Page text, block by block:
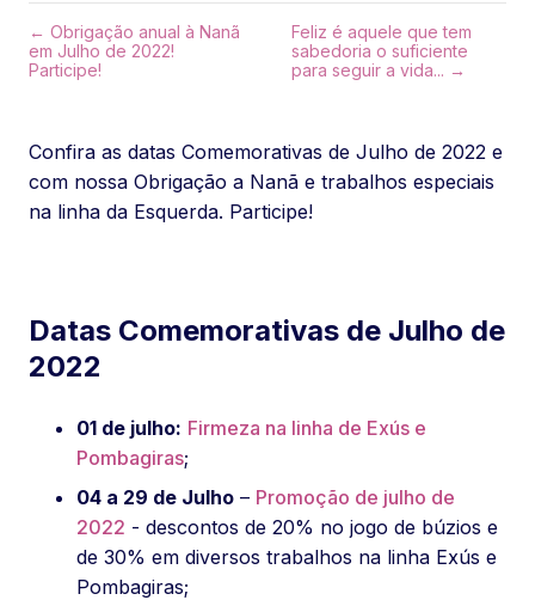
← Obrigação anual à Nanã
em Julho de 2022!
Participe!
Feliz é aquele que tem
sabedoria o suficiente
para seguir a vida... →
Confira as datas Comemorativas de Julho de 2022 e
com nossa Obrigação a Nanã e trabalhos especiais
na linha da Esquerda. Participe!
Datas Comemorativas de Julho de
2022
01 de julho: Firmeza na linha de Exús e
Pombagiras;
04 a 29 de Julho – Promoção de julho de
2022 - descontos de 20% no jogo de búzios e
de 30% em diversos trabalhos na linha Exús e
Pombagiras;